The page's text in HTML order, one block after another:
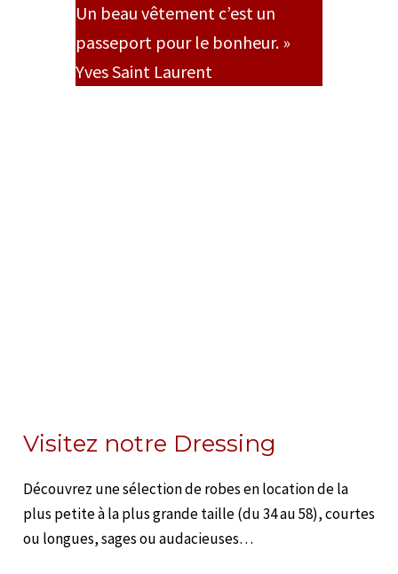
Un beau vêtement c’est un
passeport pour le bonheur. »
Yves Saint Laurent
Visitez notre Dressing
Découvrez une sélection de robes en location de la
plus petite à la plus grande taille (du 34 au 58), courtes
ou longues, sages ou audacieuses…